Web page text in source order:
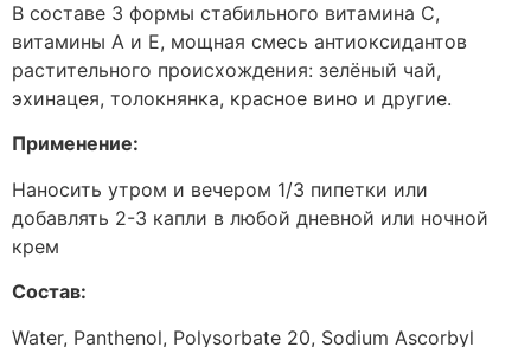
В составе 3 формы стабильного витамина С,
витамины А и Е, мощная смесь антиоксидантов
растительного происхождения: зелёный чай,
эхинацея, толокнянка, красное вино и другие.
Применение:
Наносить утром и вечером 1/3 пипетки или
добавлять 2-3 капли в любой дневной или ночной
крем
Состав:
Water, Panthenol, Polysorbate 20, Sodium Ascorbyl